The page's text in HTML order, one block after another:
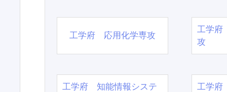
工学府 応用化学専攻
工学府
攻
工学府 知能情報システ
工学府